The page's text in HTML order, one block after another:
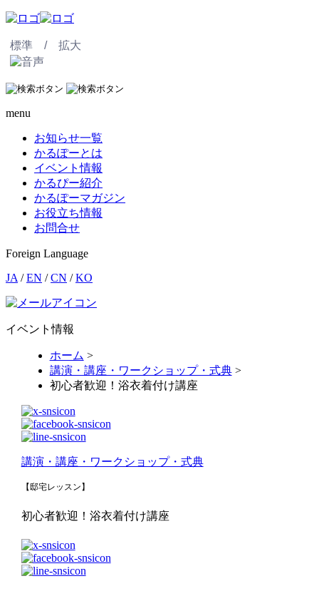
標準 / 拡大
menu
お知らせ一覧
かるぽーとは
イベント情報
かるぴー紹介
かるぽーマガジン
お役立ち情報
お問合せ
Foreign Language
JA /EN /CN /KO
イベント情報
ホーム >
講演・講座・ワークショップ・式典>
初心者歓迎！浴衣着付け講座
講演・講座・ワークショップ・式典
【邸宅レッスン】
初心者歓迎！浴衣着付け講座